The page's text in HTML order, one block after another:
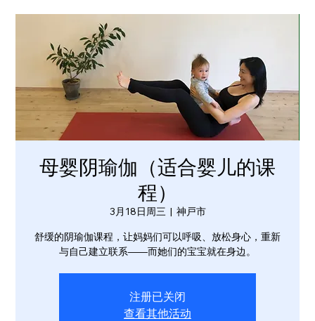
母婴阴瑜伽（适合婴儿的课
程）
3月18日周三
  |
神戸市
舒缓的阴瑜伽课程，让妈妈们可以呼吸、放松身心，重新
与自己建立联系——而她们的宝宝就在身边。
注册已关闭
查看其他活动